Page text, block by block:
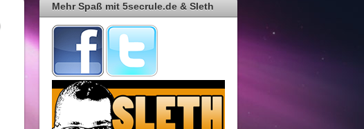
Mehr Spaß mit 5secrule.de & Sleth